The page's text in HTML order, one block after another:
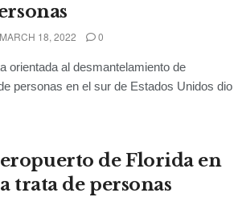
MARCH 18, 2022 0
orientada al desmantelamiento de
personas en el sur de Estados Unidos dio
de Florida en
trata de personas